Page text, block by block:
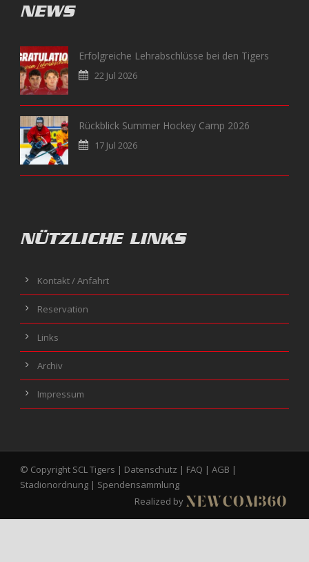
NEWS
Erfolgreiche Lehrabschlüsse bei den Tigers
22 Jul 2026
Rückblick Summer Hockey Camp 2026
17 Jul 2026
NÜTZLICHE LINKS
Kontakt / Anfahrt
Reservation
Links
Archiv
Impressum
© Copyright SCL Tigers | Datenschutz | FAQ | AGB |
Stadionordnung | Spendensammlung
Realized by